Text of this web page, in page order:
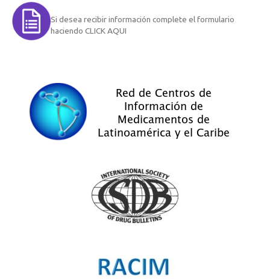
Si desea recibir información complete el formulario
haciendo CLICK AQUI